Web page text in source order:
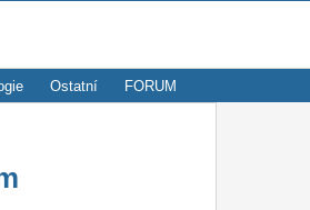
Ostatní FORUM